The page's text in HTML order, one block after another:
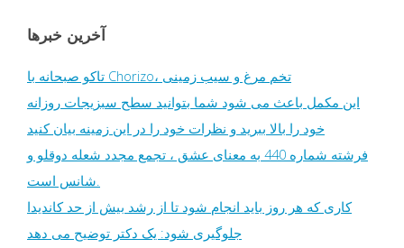
آخرین خبرها
تاکو صبحانه با Chorizo، تخم مرغ و سیب زمینی
این مکمل باعث می شود شما بتوانید سطح سبزیجات روزانه
خود را بالا ببرید و نظرات خود را در این زمینه بیان کنید
فرشته شماره 440 به معنای عشق ، تجمع مجدد شعله دوقلو و
کاری که هر روز باید انجام شود تا از رشد بیش از حد کاندیدا
جلوگیری شود: یک دکتر توضیح می دهد